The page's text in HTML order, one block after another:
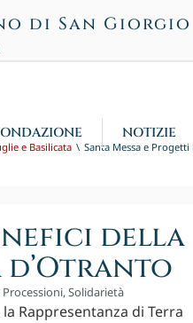
di San Giorgio
NOTIZIE
e Basilicata Santa Messa e
della
d’Otranto
Processioni,Solidarietà
Rappresentanza di Terra